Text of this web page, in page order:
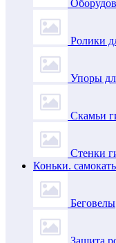
Ролики
Упоры
Скамьи
Стенки
Коньки.
Беговелы
Защита